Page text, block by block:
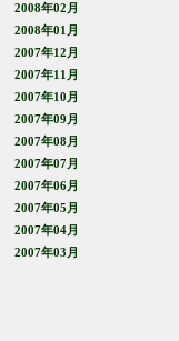
2008年02月
2008年01月
2007年12月
2007年11月
2007年10月
2007年09月
2007年08月
2007年07月
2007年06月
2007年05月
2007年04月
2007年03月